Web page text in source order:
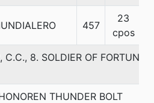
457
23
cpos
C.C., 8. SOLDIER OF
THUNDER BOLT